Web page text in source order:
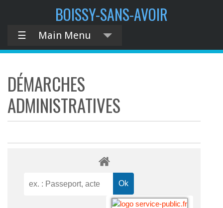
BOISSY-SANS-AVOIR
☰ Main Menu
DÉMARCHES
ADMINISTRATIVES